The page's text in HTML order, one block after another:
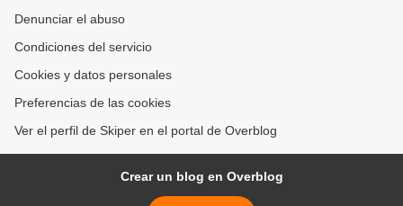
Denunciar el abuso
Condiciones del servicio
Cookies y datos personales
Preferencias de las cookies
Ver el perfil de Skiper en el portal de Overblog
Crear un blog en Overblog